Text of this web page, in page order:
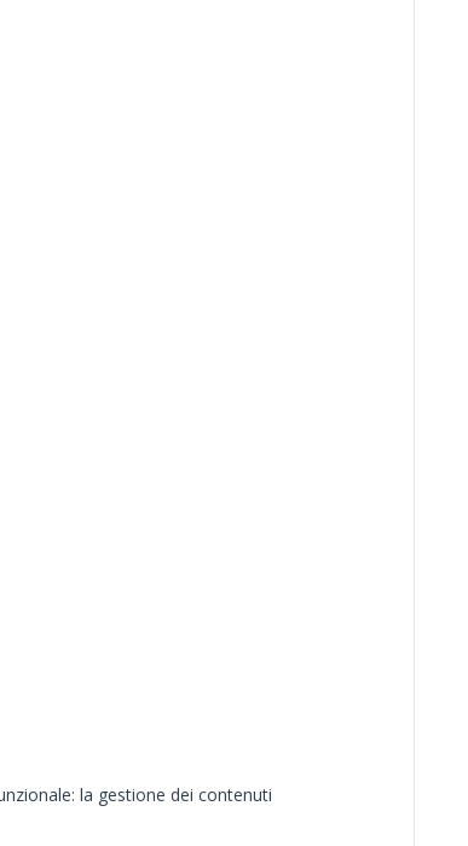
la gestione dei contenuti